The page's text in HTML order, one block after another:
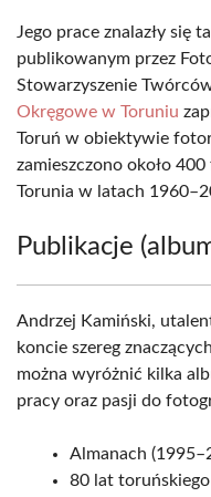
Jego prace znalazły się
publikowanym przez
Stowarzyszenie
Okręgowe w Toruniu
Toruń w obiektywie
zamieszczono około
Torunia w latach
Publikacje
Andrzej Kamiński,
koncie szereg
można wyróżnić kilka
pracy oraz pasji do
Almanach
80 lat